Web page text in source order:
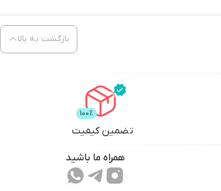
بازگشت به بالا
تضمین کیفیت
همراه ما باشید